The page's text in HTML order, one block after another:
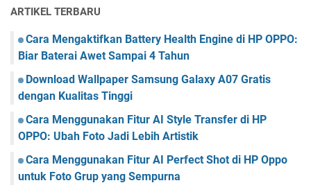
ARTIKEL TERBARU
Cara Mengaktifkan Battery Health Engine di HP OPPO:
Biar Baterai Awet Sampai 4 Tahun
Download Wallpaper Samsung Galaxy A07 Gratis
dengan Kualitas Tinggi
Cara Menggunakan Fitur AI Style Transfer di HP
OPPO: Ubah Foto Jadi Lebih Artistik
Cara Menggunakan Fitur AI Perfect Shot di HP Oppo
untuk Foto Grup yang Sempurna